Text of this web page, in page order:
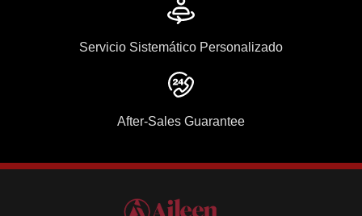
Servicio Sistemático Personalizado
After-Sales Guarantee